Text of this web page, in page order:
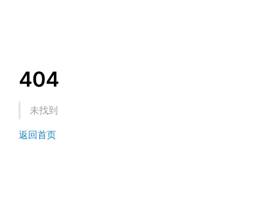
404
未找到
返回首页